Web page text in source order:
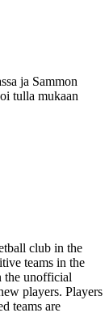
ja Sammon
tulla mukaan
club in the
teams in the
the unofficial
players. Players
teams are